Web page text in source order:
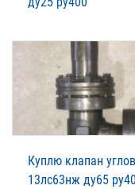
Куплю клапан
13лс63нж ду65